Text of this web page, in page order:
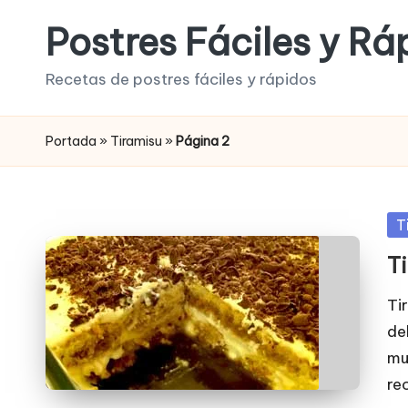
Postres Fáciles y
Recetas de postres fáciles y rápidos
Portada » Tiramisu » Página 2